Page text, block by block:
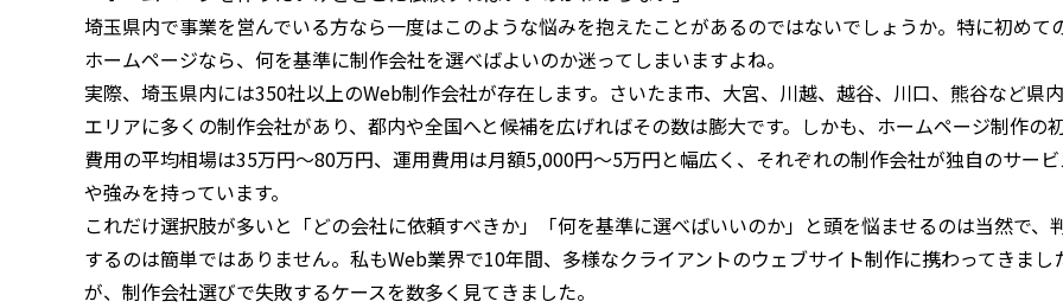
埼玉県内で事業を営んでいる方なら一度はこのような悩みを抱えたことがあるのではないでしょうか。特に初めて
ホームページなら、何を基準に制作会社を選べばよいのか迷ってしまいますよね。
実際、埼玉県内には350社以上のWeb制作会社が存在します。さいたま市、大宮、川越、越谷、川口、熊谷など県
エリアに多くの制作会社があり、都内や全国へと候補を広げればその数は膨大です。しかも、ホームページ制作の
費用の平均相場は35万円〜80万円、運用費用は月額5,000円〜5万円と幅広く、それぞれの制作会社が独自のサー
や強みを持っています。
これだけ選択肢が多いと「どの会社に依頼すべきか」「何を基準に選べばいいのか」と頭を悩ませるのは当然で、
するのは簡単ではありません。私もWeb業界で10年間、多様なクライアントのウェブサイト制作に携わってきまし
が、制作会社選びで失敗するケースを数多く見てきました。